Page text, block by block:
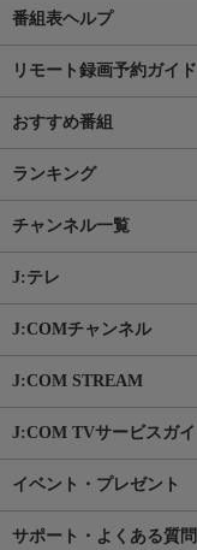
番組表ヘルプ
リモート録画予約ガイド
おすすめ番組
ランキング
チャンネル一覧
J:テレ
J:COMチャンネル
J:COM STREAM
J:COM TVサービスガ
イベント・プレゼント
サポート・よくある質問